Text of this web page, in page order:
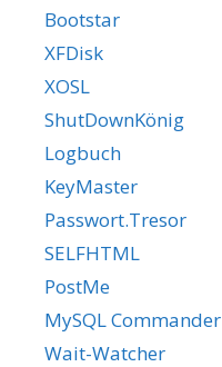
Bootstar
XFDisk
XOSL
ShutDownKönig
Logbuch
KeyMaster
Passwort.Tresor
SELFHTML
PostMe
MySQL Commander
Wait-Watcher